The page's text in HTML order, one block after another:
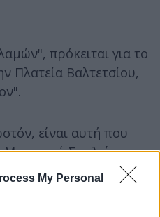
My Personal
πρόκειται για το
Πλατεία Βαλτετσίου,
είναι αυτή που
Μουσικού Σχολείου